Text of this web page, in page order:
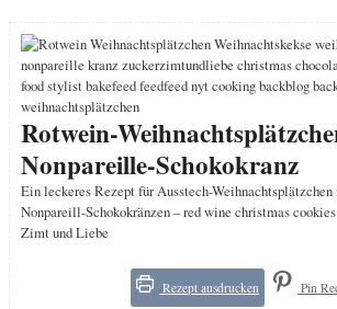
Rotwein-
Nonpareille-Schokokranz
Ein leckeres Rezept für Ausstech-
Nonpareill-Schokokränzen – red wine christmas
Zimt und Liebe
Rezept ausdrucken Pin